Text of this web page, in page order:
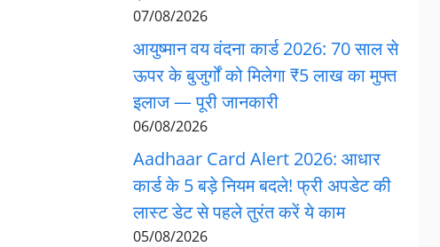
07/08/2026
आयुष्मान वय वंदना कार्ड 2026: 70 साल से
ऊपर के बुजुर्गों को मिलेगा ₹5 लाख का मुफ्त
इलाज — पूरी जानकारी
06/08/2026
Aadhaar Card Alert 2026: आधार
कार्ड के 5 बड़े नियम बदले! फ्री अपडेट की
लास्ट डेट से पहले तुरंत करें ये काम
05/08/2026